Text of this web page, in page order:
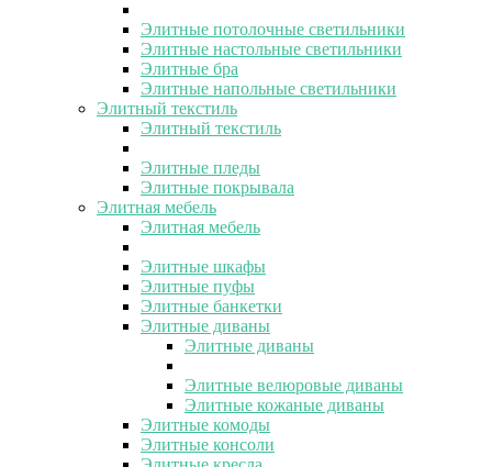
Элитные потолочные светильники
Элитные настольные светильники
Элитные бра
Элитные напольные светильники
Элитный текстиль
Элитный текстиль
Элитные пледы
Элитные покрывала
Элитная мебель
Элитная мебель
Элитные шкафы
Элитные пуфы
Элитные банкетки
Элитные диваны
Элитные диваны
Элитные велюровые диваны
Элитные кожаные диваны
Элитные комоды
Элитные консоли